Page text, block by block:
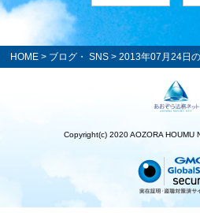
HOME > ブログ・ SNS > 2013年07月24日
Copyright(c) 2020 AOZORA HOUMU